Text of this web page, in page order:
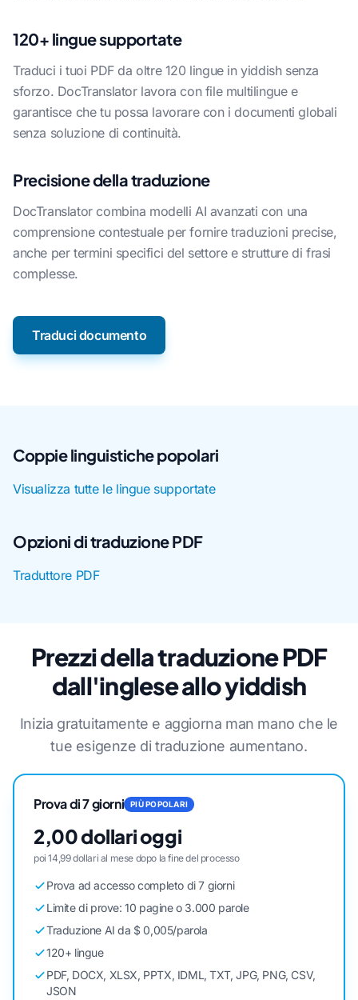
120+ lingue supportate
Traduci i tuoi PDF da oltre 120 lingue in yiddish senza
sforzo. DocTranslator lavora con file multilingue e
garantisce che tu possa lavorare con i documenti globali
senza soluzione di continuità.
Precisione della traduzione
DocTranslator combina modelli AI avanzati con una
comprensione contestuale per fornire traduzioni precise,
anche per termini specifici del settore e strutture di frasi
complesse.
Traduci documento
Coppie linguistiche popolari
Visualizza tutte le lingue supportate
Opzioni di traduzione PDF
Traduttore PDF
Prezzi della traduzione PDF
dall'inglese allo yiddish
Inizia gratuitamente e aggiorna man mano che le
tue esigenze di traduzione aumentano.
Prova di 7 giorni PIÙ POPOLARI
2,00 dollari oggi
poi 14,99 dollari al mese dopo la fine del processo
Prova ad accesso completo di 7 giorni
Limite di prove: 10 pagine o 3.000 parole
Traduzione AI da $ 0,005/parola
120+ lingue
PDF, DOCX, XLSX, PPTX, IDML, TXT, JPG, PNG, CSV,
JSON